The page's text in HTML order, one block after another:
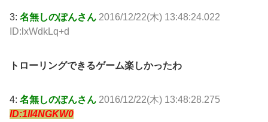
3: 名無しのぽんさん 2016/12/22(木) 13:48:24.022
ID:lxWdkLq+d
トローリングできるゲーム楽しかったわ
4: 名無しのぽんさん 2016/12/22(木) 13:48:28.275
ID:1Il4NGKW0